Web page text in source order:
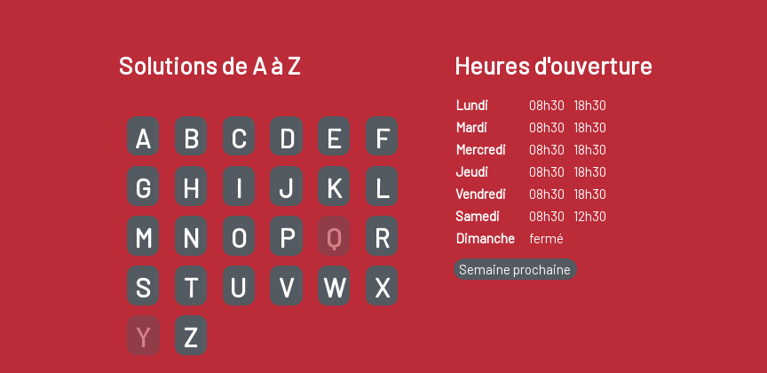
Solutions de A à Z
A B C D E
F
G
H I J K
L
M
N O P Q
R
S
T U V W
X
Y
Z
Heures d'ouverture
Lundi 08h30
18h30
Mardi
08h30
18h30
Mercredi
08h30
18h30
Jeudi
08h30
18h30
Vendredi
08h30
18h30
Samedi
08h30
12h30
Dimanche
fermé
Semaine prochaine